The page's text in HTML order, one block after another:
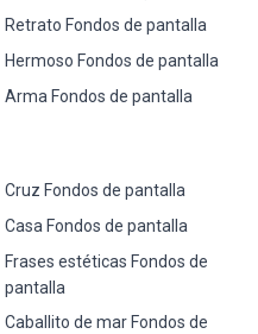
Retrato Fondos de pantalla
Hermoso Fondos de pantalla
Arma Fondos de pantalla
Cruz Fondos de pantalla
Casa Fondos de pantalla
Frases estéticas Fondos de
pantalla
Caballito de mar Fondos de